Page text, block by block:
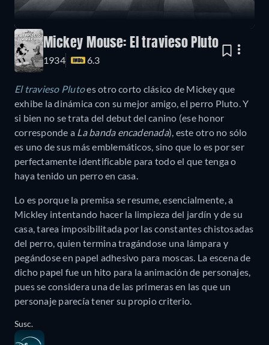
Mickey Mouse: El travieso Pluto
1934 6.3
El travieso Plutoes otro corto clásico de Mickey que
exhibe la dinámica con su mejor amigo, el perro Pluto. Y
si bien no se trata del debut del canino (ese honor
corresponde a La banda encadenada), este otro no sólo
es uno de sus más emblemáticos, sino que lo es por ser
perfectamente identificable para todo el que tenga o
haya tenido un perro en casa.
Lo es porque la premisa se resume, esencialmente, a
Mickley intentando hacer la limpieza del jardín y de su
casa, tarea imposibilitada por las constantes chistosadas
del perro, quien termina tragándose una lámpara y
pegándose en papel adhesivo para moscas. La escena de
dicho papel fue un hito para la animación de personajes,
pues se considera una de las primeras en las que un
personaje parecía tener su propio criterio.
Susc.